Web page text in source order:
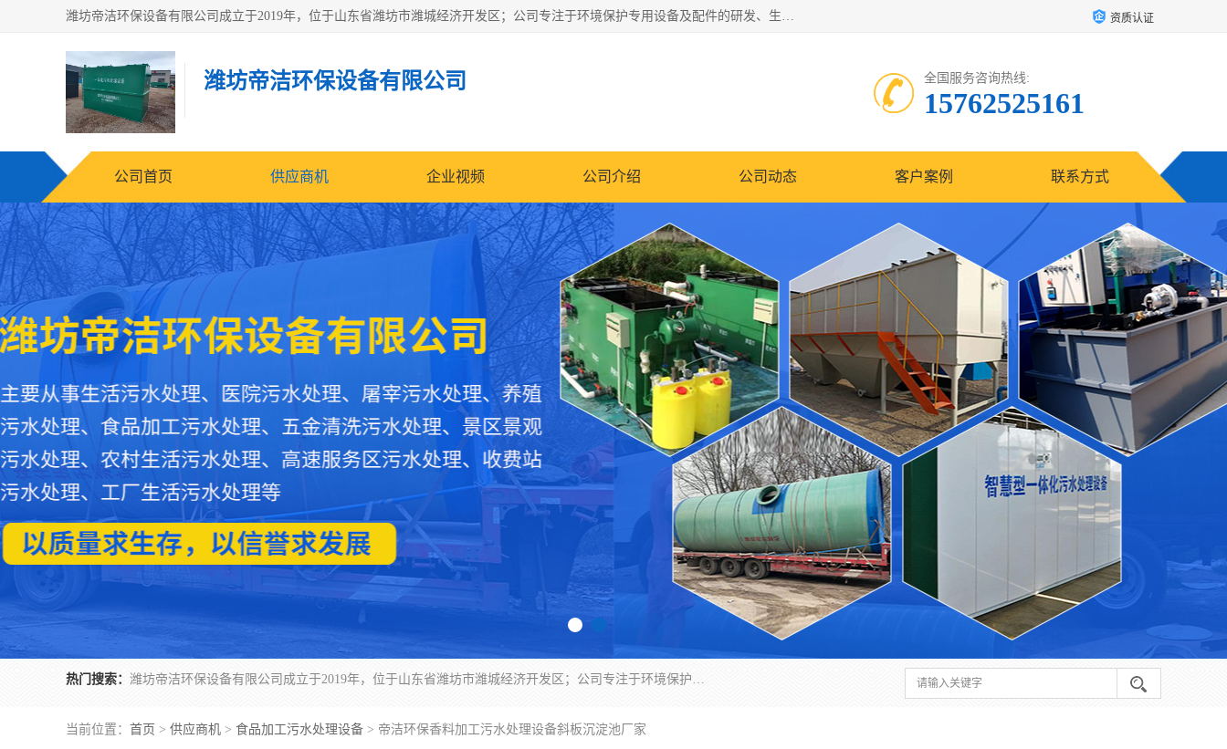
潍坊帝洁环保设备有限公司成立于2019年，位于山东省潍坊市潍城经济开发区；公司专注于环境保护专用设备及配件的研发、生产、安装与销售，同时涉及医用消毒设备、机电设备和仪器仪表的销售。此外，公司提供环保工程施工、环保技术研发与转让、技术服务以及环境工程专项设计服务，致力于为客户提供全面的环保解决方案，助力绿色可持续发展。 资质认证
潍坊帝洁环保设备有限公司 全国服务咨询热线:
15762525161
公司首页 供应商机 企业视频 公司介绍 公司动态 客户案例 联系方式
热门搜索： 潍坊帝洁环保设备有限公司成立于2019年，位于山东省潍坊市潍城经济开发区；公司专注于环境保护专用设备及配件的研发、生产、安装与销售，同时涉及医用消毒设备、机电设备和仪器仪表的销售。此外，公司提供环保工程施工、环保技术研发与转让、技术服务以及环境工程专项设计服务，致力于为客户提供全面的环保解决方案，助力绿色可持续发展。
当前位置： 首页 > 供应商机 > 食品加工污水处理设备 > 帝洁环保香料加工污水处理设备斜板沉淀池厂家